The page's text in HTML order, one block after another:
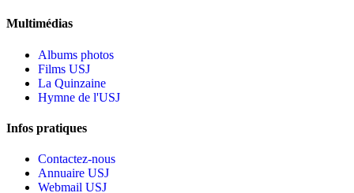
Multimédias
Albums photos
Films USJ
La Quinzaine
Hymne de l'USJ
Infos pratiques
Contactez-nous
Annuaire USJ
Webmail USJ